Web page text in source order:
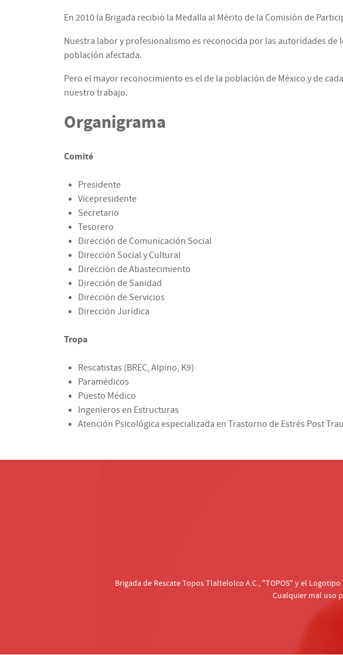
En 2010 la Brigada recibió la Medalla al Mérito de la Comisión de
Nuestra labor y profesionalismo es reconocida por las autoridades
población afectada.
Pero el mayor reconocimiento es el de la población de México y de
nuestro trabajo.
Organigrama
Comité
Presidente
Vicepresidente
Secretario
Tesorero
Dirección de Comunicación Social
Dirección Social y Cultural
Dirección de Abastecimiento
Dirección de Sanidad
Dirección de Servicios
Dirección Jurídica
Tropa
Rescatistas (BREC, Alpino, K9)
Paramédicos
Puesto Médico
Ingenieros en Estructuras
Atención Psicológica especializada en Trastorno de Estrés Post
Brigada de Rescate Topos Tlaltelolco A.C., "TOPOS" y el
Cualquier mal uso